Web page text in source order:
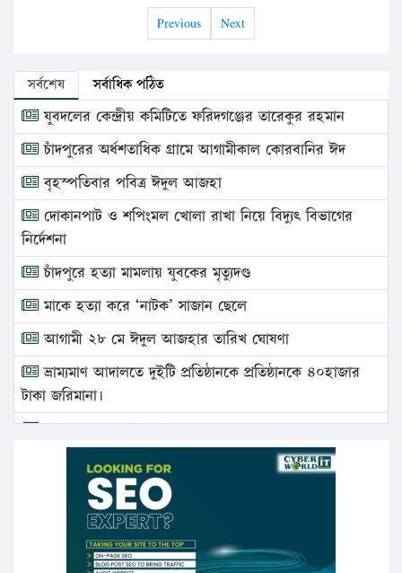
Previous Next
সর্বশেষ সর্বাধিক পঠিত
যুবদলের কেন্দ্রীয় কমিটিতে ফরিদগঞ্জের তারেকুর রহমান
চাঁদপুরের অর্ধশতাধিক গ্রামে আগামীকাল কোরবানির ঈদ
বৃহস্পতিবার পবিত্র ঈদুল আজহা
দোকানপাট ও শপিংমল খোলা রাখা নিয়ে বিদ্যুৎ বিভাগের
নির্দেশনা
চাঁদপুরে হত্যা মামলায় যুবকের মৃত্যুদণ্ড
মাকে হত্যা করে ‘নাটক’ সাজান ছেলে
আগামী ২৮ মে ঈদুল আজহার তারিখ ঘোষণা
ভ্রাম্যমাণ আদালতে দুইটি প্রতিষ্ঠানকে প্রতিষ্ঠানকে ৪০হাজার
টাকা জরিমানা।
এবার লঞ্চের ভাড়া বাড়ল
১৭ থেকে ২১ শতাংশ বিদ্যুতের দাম বাড়ানোর প্রস্তাব পিডিবির
১৬ মে চাঁদপুর ও ২৫ মে ফেনী সফরে যাবেন প্রধানমন্ত্রী
উচ্চশিক্ষায় গৌরবময় অর্জন: পূর্ণ স্কলারশিপে যুক্তরাষ্ট্রে
পিএইচডি করছেন কুয়েটের কৃতি…